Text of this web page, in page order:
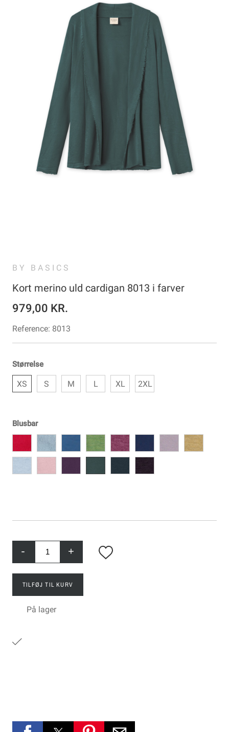
BY BASICS
Kort merino uld cardigan 8013 i farver
979,00 KR.
Reference: 8013
Størrelse
XS S M L XL 2XL
Blusbar
- +
TILFØJ TIL KURV
På lager